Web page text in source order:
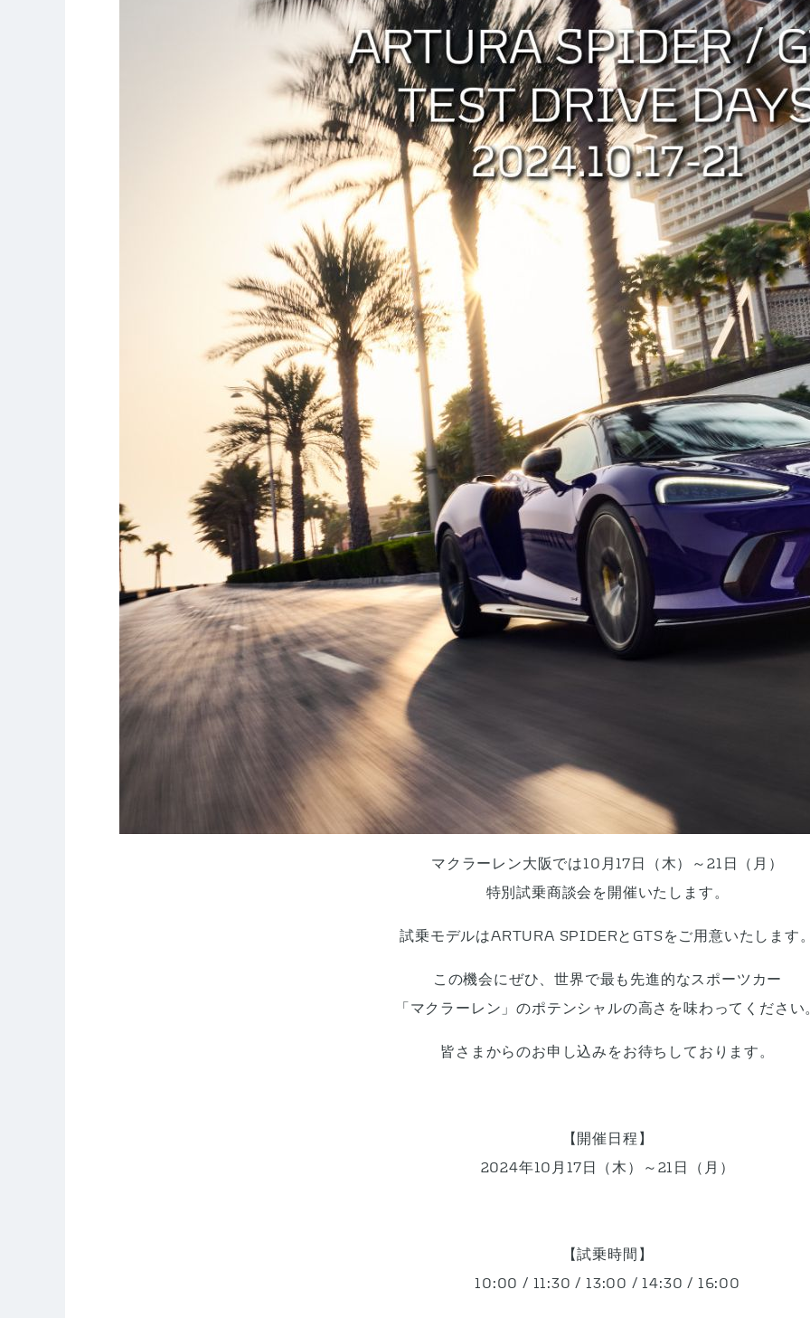
マクラーレン大阪では10月17日（木）～21日（月）
特別試乗商談会を開催いたします。
試乗モデルはARTURA SPIDERとGTSをご用意いたします
この機会にぜひ、世界で最も先進的なスポーツカー
「マクラーレン」のポテンシャルの高さを味わってください
皆さまからのお申し込みをお待ちしております。
【開催日程】
2024年10月17日（木）～21日（月）
【試乗時間】
10:00 / 11:30 / 13:00 / 14:30 / 16:00